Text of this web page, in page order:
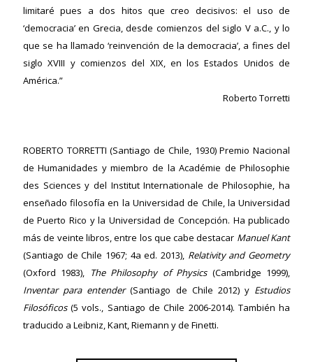
limitaré pues a dos hitos que creo decisivos: el uso de
‘democracia’ en Grecia, desde comienzos del siglo V a.C., y lo
que se ha llamado ‘reinvención de la democracia’, a fines del
siglo XVIII y comienzos del XIX, en los Estados Unidos de
América.”
Roberto Torretti
ROBERTO TORRETTI(Santiago de Chile, 1930) Premio Nacional
de Humanidades y miembro de la Académie de Philosophie
des Sciences y del Institut Internationale de Philosophie, ha
enseñado filosofía en la Universidad de Chile, la Universidad
de Puerto Rico y la Universidad de Concepción. Ha publicado
más de veinte libros, entre los que cabe destacar Manuel Kant
(Santiago de Chile 1967; 4a ed. 2013), Relativity and Geometry
(Oxford 1983), The Philosophy of Physics(Cambridge 1999),
Inventar para entender(Santiago de Chile 2012) y Estudios
Filosóficos(5 vols., Santiago de Chile 2006-2014). También ha
traducido a Leibniz, Kant, Riemann y de Finetti.